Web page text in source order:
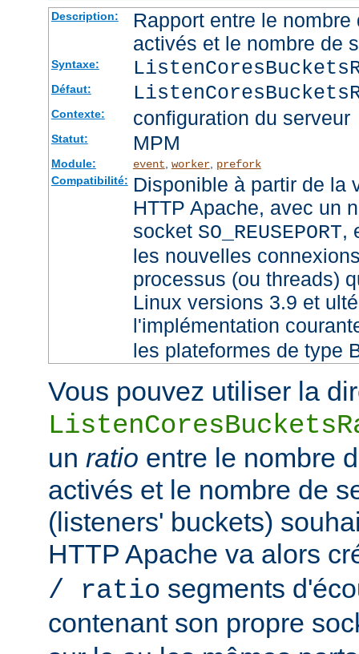
Description:
Rapport entre le
activés et le nombre de
Syntaxe:
Défaut:
Contexte: configuration du serveur
Statut: MPM
Module: event worker, prefork
Compatibilité: Disponible à partir de la
HTTP Apache, avec un
socket SO_REUSEPORT,
les nouvelles
processus (ou threads)
Linux versions 3.9 et
l'implémentation
les plateformes de type
Vous pouvez utiliser la
un ratio entre le nombre
activés et le nombre de
(listeners' buckets)
HTTP Apache va alors
/ ratio segments
contenant son propre